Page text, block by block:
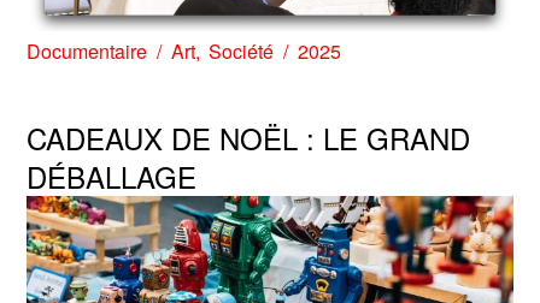
Documentaire Art Société 2025
CADEAUX DE NOËL : LE GRAND
DÉBALLAGE